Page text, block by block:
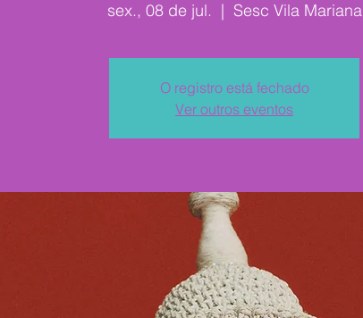
sex., 08 de jul.
  |
Sesc Vila Mariana
O registro está fechado
Ver outros eventos